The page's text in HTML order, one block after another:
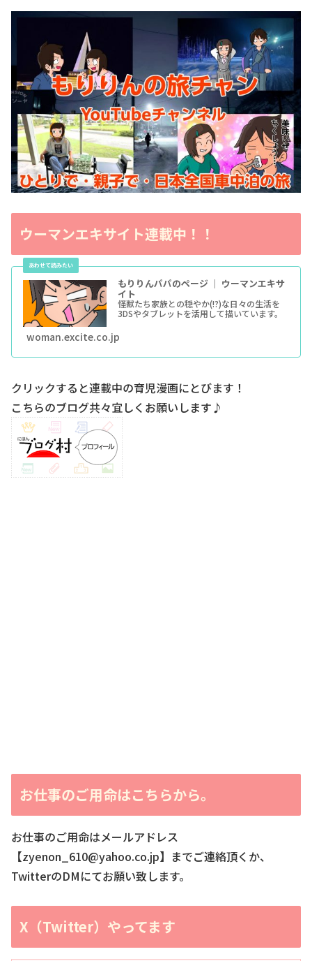
ウーマンエキサイト連載中！！
もりりんパパのページ ｜ ウーマンエキサ
イト
怪獣たち家族との穏やか(!?)な日々の生活を
3DSやタブレットを活用して描いています。
woman.excite.co.jp
クリックすると連載中の育児漫画にとびます！
こちらのブログ共々宜しくお願いします♪
お仕事のご用命はこちらから。
お仕事のご用命はメールアドレス
【zyenon_610@yahoo.co.jp】までご連絡頂くか、
TwitterのDMにてお願い致します。
X（Twitter）やってます